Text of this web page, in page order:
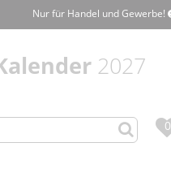
Nur für Handel und Gewerbe!
2027
0